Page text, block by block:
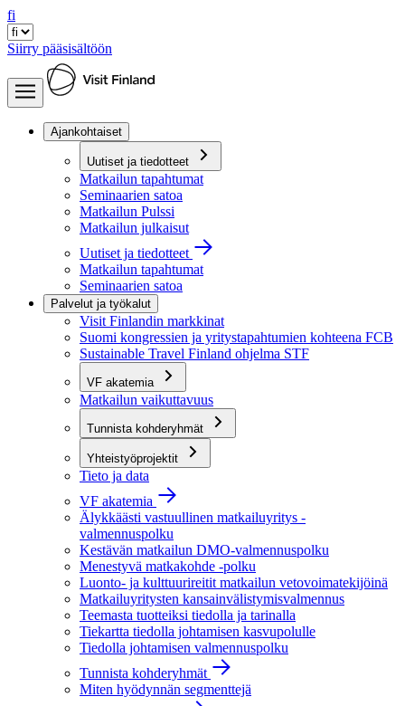
fi
Siirry pääsisältöön
Ajankohtaiset
Uutiset ja tiedotteet
Matkailun tapahtumat
Seminaarien satoa
Matkailun Pulssi
Matkailun julkaisut
Uutiset ja tiedotteet
Matkailun tapahtumat
Seminaarien satoa
Palvelut ja työkalut
Visit Finlandin markkinat
Suomi kongressien ja yritystapahtumien kohteena FCB
Sustainable Travel Finland ohjelma STF
VF akatemia
Matkailun vaikuttavuus
Tunnista kohderyhmät
Yhteistyöprojektit
Tieto ja data
VF akatemia
Älykkäästi vastuullinen matkailuyritys -
valmennuspolku
Kestävän matkailun DMO-valmennuspolku
Menestyvä matkakohde -polku
Luonto- ja kulttuurireitit matkailun vetovoimatekijöinä
Matkailuyritysten kansainvälistymisvalmennus
Teemasta tuotteiksi tiedolla ja tarinalla
Tiekartta tiedolla johtamisen kasvupolulle
Tiedolla johtamisen valmennuspolku
Tunnista kohderyhmät
Miten hyödynnän segmenttejä